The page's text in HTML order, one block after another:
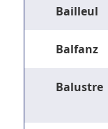
Bailleul
Balfanz
Balustre